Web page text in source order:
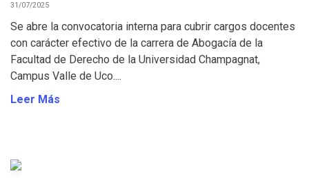
31/07/2025
Se abre la convocatoria interna para cubrir cargos docentes
con carácter efectivo de la carrera de Abogacía de la
Facultad de Derecho de la Universidad Champagnat,
Campus Valle de Uco....
Leer Más